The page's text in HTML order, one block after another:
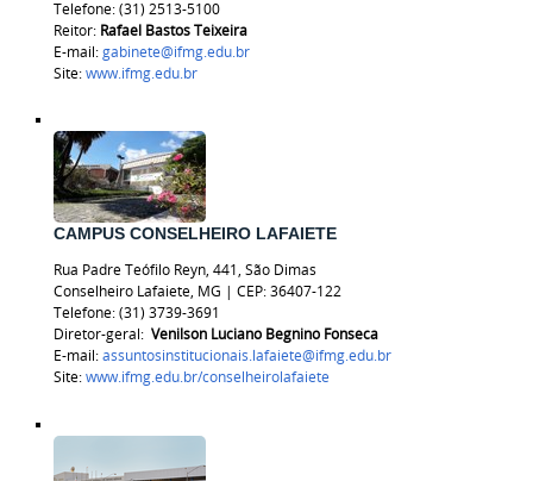
Telefone: (31) 2513-5100
Reitor: Rafael BastosTeixeira
E-mail:gabinete@ifmg.edu.br
Site:www.ifmg.edu.br
CAMPUS CONSELHEIRO LAFAIETE
Rua Padre Teófilo Reyn, 441, São Dimas
Conselheiro Lafaiete, MG | CEP: 36407-122
Telefone:(31) 3739-3691
Diretor-geral: Venilson Luciano Begnino Fonseca
E-mail:assuntosinstitucionais.lafaiete@ifmg.edu.br
Site:www.ifmg.edu.br/conselheirolafaiete